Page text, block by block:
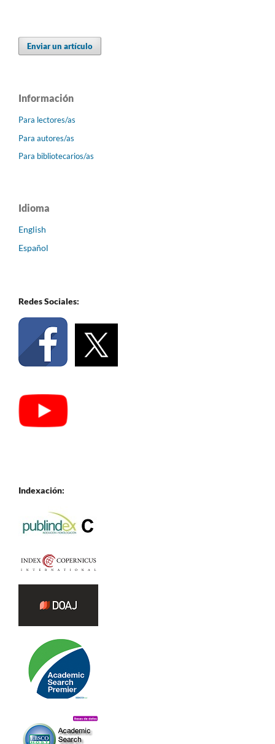
Enviar un artículo
Información
Para lectores/as
Para autores/as
Para bibliotecarios/as
Idioma
English
Español
Redes Sociales:
Indexación: